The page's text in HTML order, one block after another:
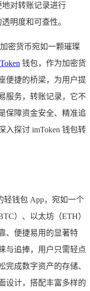
对转账记录进行
明度和可查性。
密货币宛如一颗璀璨
钱包，作为加密货
便捷的桥梁，为用户提
服务，转账记录，它不
保障资金安全、精准追
入探讨 imToken 钱包转
轻钱包 App，宛如一个
）、以太坊（ETH）
、便捷易用的显著特
与追捧，用户只需轻点
完成数字资产的存储、
设计，搭配丰富多样的